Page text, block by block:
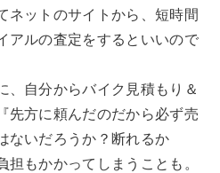
ネットのサイトから、短時間
アルの査定をするといいので
、自分からバイク見積もり＆
先方に頼んだのだから必ず売
ないだろうか？断れるか
担もかかってしまうことも。